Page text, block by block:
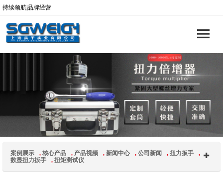
持续领航|品牌经营
案例展示 , 核心产品 , 产品视频 , 新闻中心 , 公司新闻 , 扭力扳手
,
数显扭力扳手
, 扭矩测试仪